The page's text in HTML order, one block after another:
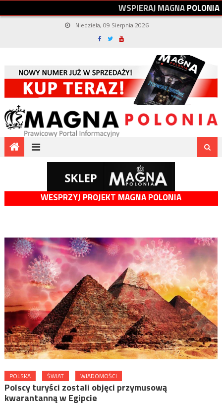
WSPIERAJMAGNAPOLONIA
Niedziela, 09 Sierpnia 2026
WESPRZYJ PROJEKT MAGNA POLONIA
POLSKA ŚWIAT WIADOMOŚCI
Polscy turyści zostali objęci przymusową
kwarantanną w Egipcie